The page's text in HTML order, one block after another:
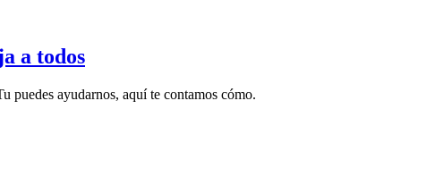
a todos
puedes ayudarnos, aquí te contamos cómo.